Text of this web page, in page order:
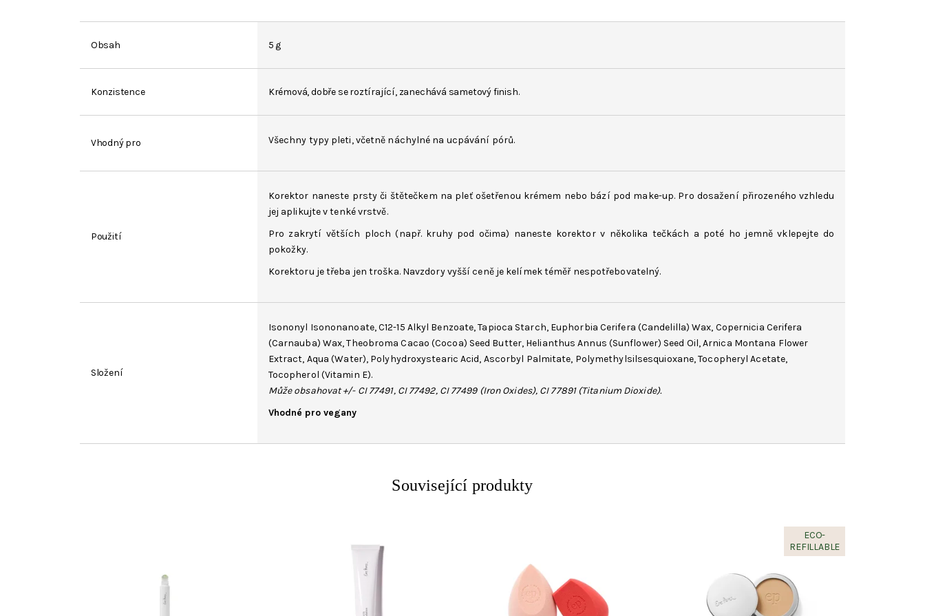
Obsah 5 g
Konzistence Krémová, dobře se roztírající, zanechává sametový finish.
Vhodný pro Všechny typy pleti, včetně náchylné na ucpávání pórů.
Použití
Korektor naneste prsty či štětečkem na pleť ošetřenou krémem nebo bází pod make-up. Pro dosažení přirozeného vzhledu
jej aplikujte v tenké vrstvě.
Pro zakrytí větších ploch (např. kruhy pod očima) naneste korektor v několika tečkách a poté ho jemně vklepejte do
pokožky.
Korektoru je třeba jen troška. Navzdory vyšší ceně je kelímek téměř nespotřebovatelný.
Složení
Isononyl Isononanoate, C12-15 Alkyl Benzoate, Tapioca Starch, Euphorbia Cerifera (Candelilla) Wax, Copernicia Cerifera
(Carnauba) Wax,Theobroma Cacao (Cocoa) Seed Butter, Helianthus Annus (Sunflower) Seed Oil, Arnica Montana Flower
Extract, Aqua (Water), Polyhydroxystearic Acid, Ascorbyl Palmitate, Polymethylsilsesquioxane,Tocopheryl Acetate,
Tocopherol (Vitamin E).
Může obsahovat +/- CI 77491, CI 77492, CI 77499(Iron Oxides), CI 77891(Titanium Dioxide).
Vhodné pro vegany
Související produkty
ECO-
REFILLABLE